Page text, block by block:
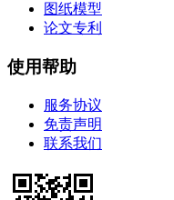
图纸模型
论文专利
使用帮助
服务协议
免责声明
联系我们